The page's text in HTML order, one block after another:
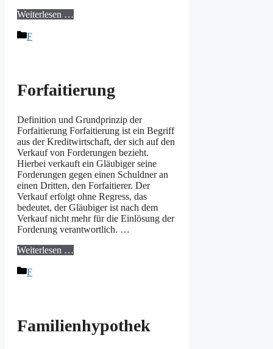
Weiterlesen …
Kategorien
F
Forfaitierung
Definition und Grundprinzip der
Forfaitierung Forfaitierung ist ein Begriff
aus der Kreditwirtschaft, der sich auf den
Verkauf von Forderungen bezieht.
Hierbei verkauft ein Gläubiger seine
Forderungen gegen einen Schuldner an
einen Dritten, den Forfaitierer. Der
Verkauf erfolgt ohne Regress, das
bedeutet, der Gläubiger ist nach dem
Verkauf nicht mehr für die Einlösung der
Forderung verantwortlich. …
Weiterlesen …
Kategorien
F
Familienhypothek